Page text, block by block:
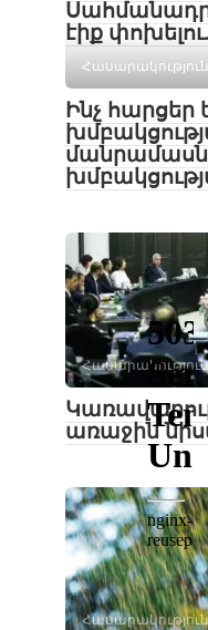
էիք
Հասարակություն
Ինչ հարցեր
Հասարակություն
առաջին
Հասարակություն